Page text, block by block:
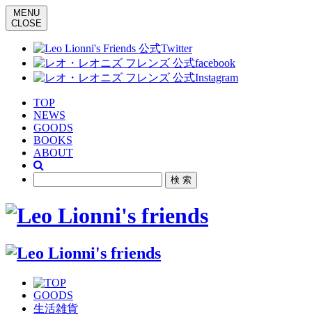
MENU
CLOSE
TOP
NEWS
GOODS
BOOKS
ABOUT
GOODS
生活雑貨